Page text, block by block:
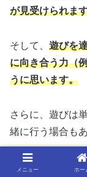
が見受けられま
そして、 遊びを
に向き合う力（
うに思います。
さらに、遊びは
緒に行う場合も
そのため、 他者
メニュー ホー